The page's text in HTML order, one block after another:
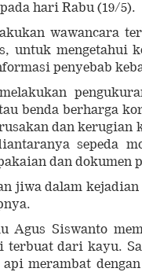
hari Rabu (19/5).
wawancara
untuk mengetahui
penyebab
benda berharga
dan kerugian
sepeda
dan dokumen
jiwa dalam
Agus Siswanto
terbuat dari kayu.
merambat